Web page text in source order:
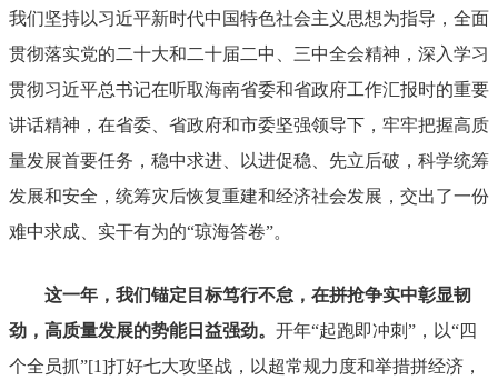
我们坚持以习近平新时代中国特色社会主义思想为指导，全面
贯彻落实党的二十大和二十届二中、三中全会精神，深入学习
贯彻习近平总书记在听取海南省委和省政府工作汇报时的重要
讲话精神，在省委、省政府和市委坚强领导下，牢牢把握高质
量发展首要任务，稳中求进、以进促稳、先立后破，科学统筹
发展和安全，统筹灾后恢复重建和经济社会发展，交出了一份
难中求成、实干有为的“琼海答卷”。
这一年，我们锚定目标笃行不怠，在拼抢争实中彰显韧
劲，高质量发展的势能日益强劲。 开年“起跑即冲刺” ，以“四
个全员抓”[1]打好七大攻坚战，以超常规力度和举措拼经济，